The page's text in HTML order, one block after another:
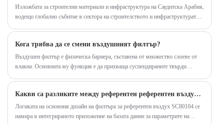
удължава живота си като нашите водещи в индустрията филтри.
Изложбата за строителни материали и инфраструктура на Саудитска Арабия,
водещо глобално събитие в сектора на строителството и инфраструктурата,
Кога трябва да се смени въздушният филтър?
Въздушен филтър е физическа бариера, съставена от множество слоеве от
влакна. Основната му функция е да прихваща суспендираните твърди
Какви са разликите между референтен референтен въздушен филтър SC80104 и обикновените елементи на въздушния филтър?
Логиката на основния дизайн на филтъра за референтен въздух SC80104 се
намира в интегрираното приложение на базата данни за параметрите на